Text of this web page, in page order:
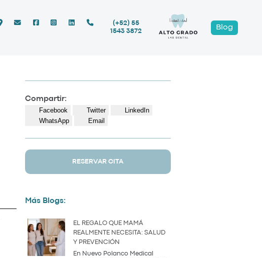
(+52) 55
1543 3872
Blog
Compartir:
Facebook Twitter
LinkedIn
WhatsApp
Email
RESERVAR CITA
Más Blogs:
EL REGALO QUE MAMÁ
REALMENTE NECESITA: SALUD
Y PREVENCIÓN
En Nuevo Polanco Medical